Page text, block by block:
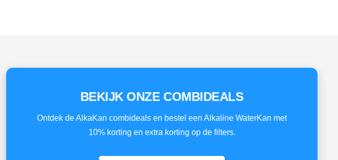
BEKIJK ONZE COMBIDEALS
Ontdek de AlkaKan combideals en bestel een Alkaline WaterKan met
10% korting en extra korting op de filters.